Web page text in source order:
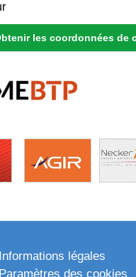
les coordonnées de
Informations légales
Paramètres des cookies